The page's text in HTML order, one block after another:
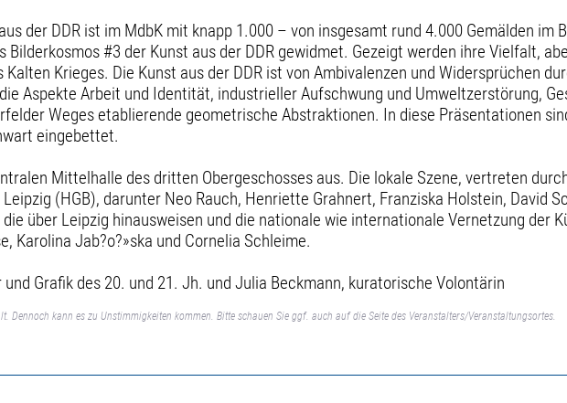
der DDR ist im MdbK mit knapp 1.000 – von insgesamt rund 4.000 Gemälden im
#3 der Kunst aus der DDR gewidmet. Gezeigt werden ihre Vielfalt,
Krieges. Die Kunst aus der DDR ist von Ambivalenzen und Widersprüchen
Aspekte Arbeit und Identität, industrieller Aufschwung und Umweltzerstörung,
Weges etablierende geometrische Abstraktionen. In diese Präsentationen
eingebettet.
Mittelhalle des dritten Obergeschosses aus. Die lokale Szene, vertreten
(HGB), darunter Neo Rauch, Henriette Grahnert, Franziska Holstein, David
über Leipzig hinausweisen und die nationale wie internationale Vernetzung der
Karolina Jab?o?»ska und Cornelia Schleime.
Grafik des 20. und 21. Jh. und Julia Beckmann, kuratorische Volontärin
kann es zu Unstimmigkeiten kommen. Bitte schauen Sie ggf. auch auf die Seite des Veranstalters/Veranstaltungsortes.